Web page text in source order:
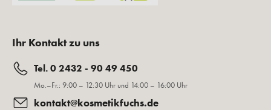
Ihr Kontakt zu uns
Tel. 0 2432 - 90 49 450
Mo.–Fr.: 9:00 – 12:30 Uhr und 14:00 – 16:00 Uhr
kontakt@kosmetikfuchs.de